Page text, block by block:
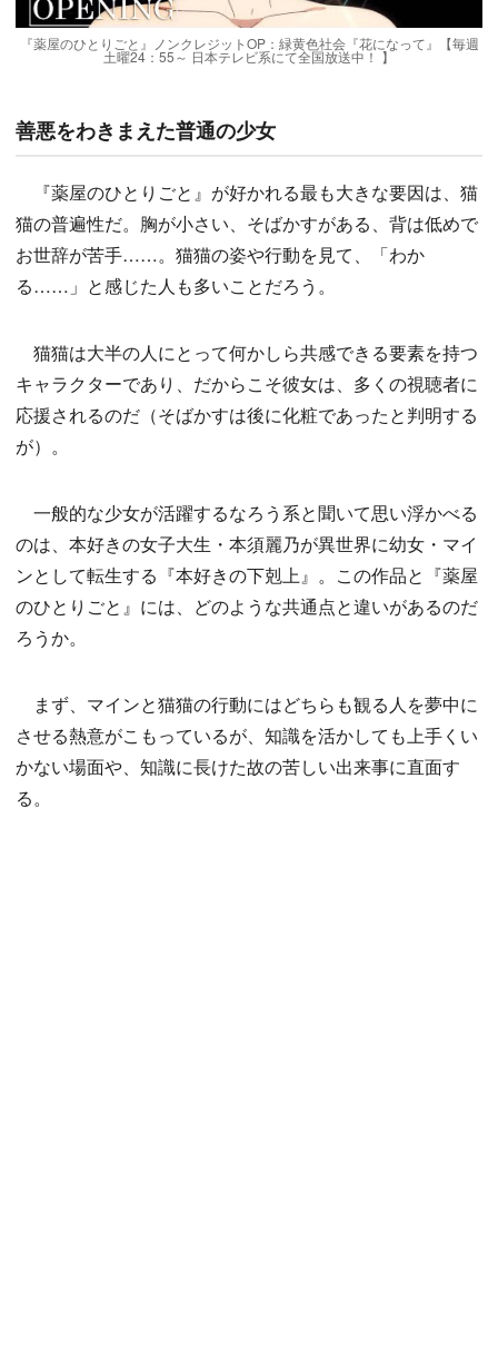
『薬屋のひとりごと』ノンクレジットOP：緑黄色社会『花になって』【毎週
土曜24：55～ 日本テレビ系にて全国放送中！ 】
善悪をわきまえた普通の少女
『薬屋のひとりごと』が好かれる最も大きな要因は、猫
猫の普遍性だ。胸が小さい、そばかすがある、背は低めで
お世辞が苦手……。猫猫の姿や行動を見て、「わか
る……」と感じた人も多いことだろう。
猫猫は大半の人にとって何かしら共感できる要素を持つ
キャラクターであり、だからこそ彼女は、多くの視聴者に
応援されるのだ（そばかすは後に化粧であったと判明する
が）。
一般的な少女が活躍するなろう系と聞いて思い浮かべる
のは、本好きの女子大生・本須麗乃が異世界に幼女・マイ
ンとして転生する『本好きの下剋上』。この作品と『薬屋
のひとりごと』には、どのような共通点と違いがあるのだ
ろうか。
まず、マインと猫猫の行動にはどちらも観る人を夢中に
させる熱意がこもっているが、知識を活かしても上手くい
かない場面や、知識に長けた故の苦しい出来事に直面す
る。